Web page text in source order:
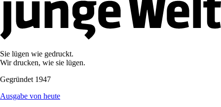
Sie lügen wie gedruckt.
Wir drucken, wie sie lügen.
Gegründet 1947
Ausgabe von heute